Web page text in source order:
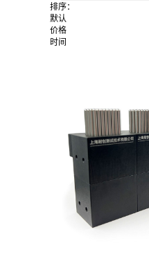
排序：
默认
价格
时间